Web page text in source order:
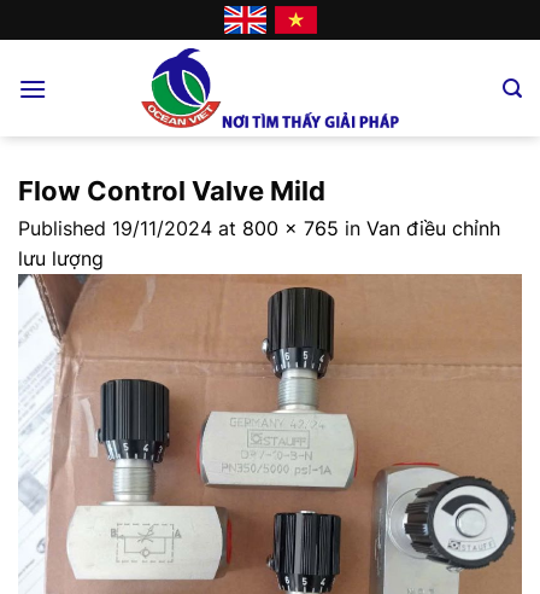
to
Flow Control Valve Mild
Published 19/11/2024 at 800 × 765 in Van điều chỉnh
lưu lượng